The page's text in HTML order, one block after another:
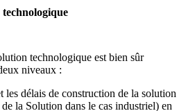
technologique
technologique est bien sûr
niveaux :
les délais de construction de la solution
la Solution dans le cas industriel) en